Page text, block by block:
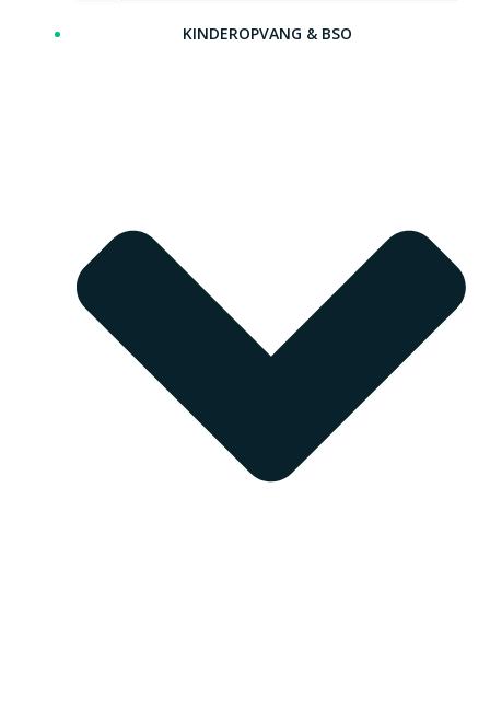
KINDEROPVANG & BSO